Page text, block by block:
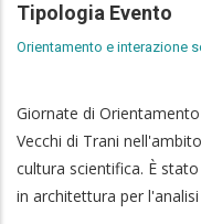
Tipologia Evento
Orientamento e interazione
Giornate di
Vecchi di Trani
cultura scientifica. È
in architettura per